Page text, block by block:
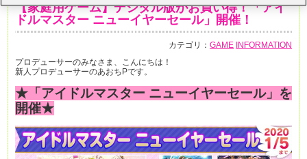
【家庭用ゲーム】デジタル版がお買い得！「アイ
ドルマスター ニューイヤーセール」開催！
カテゴリ：GAME INFORMATION
プロデューサーのみなさま、こんにちは！
新人プロデューサーのあおちPです。
★「アイドルマスター ニューイヤーセール」を
開催★